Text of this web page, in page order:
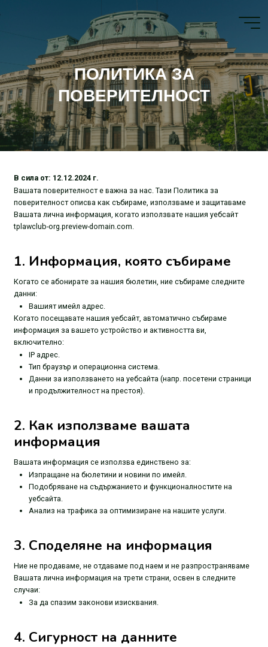
ПОЛИТИКА ЗА
ПОВЕРИТЕЛНОСТ
В сила от: 12.12.2024 г.
Вашата поверителност е важна за нас. Тази Политика за
поверителност описва как събираме, използваме и защитаваме
Вашата лична информация, когато използвате нашия уебсайт
tplawclub-org.preview-domain.com.
1. Информация, която събираме
Когато се абонирате за нашия бюлетин, ние събираме следните
данни:
Вашият имейл адрес.
Когато посещавате нашия уебсайт, автоматично събираме
информация за вашето устройство и активността ви,
включително:
IP адрес.
Тип браузър и операционна система.
Данни за използването на уебсайта (напр. посетени страници
и продължителност на престоя).
2. Как използваме вашата
информация
Вашата информация се използва единствено за:
Изпращане на бюлетини и новини по имейл.
Подобряване на съдържанието и функционалностите на
уебсайта.
Анализ на трафика за оптимизиране на нашите услуги.
3. Споделяне на информация
Ние не продаваме, не отдаваме под наем и не разпространяваме
Вашата лична информация на трети страни, освен в следните
случаи:
За да спазим законови изисквания.
4. Сигурност на данните